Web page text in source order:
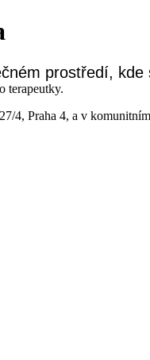
prostředí,
terapeutky.
4, Praha 4, a v